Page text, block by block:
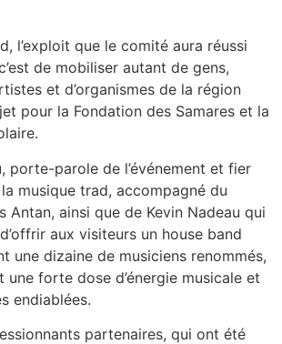
l’exploit que le comité aura réussi
de mobiliser autant de gens,
et d’organismes de la région
pour la Fondation des Samares et la
porte-parole de l’événement et fier
musique trad, accompagné du
Antan, ainsi que de Kevin Nadeau qui
aux visiteurs un house band
une dizaine de musiciens renommés,
forte dose d’énergie musicale et
endiablées.
partenaires, qui ont été